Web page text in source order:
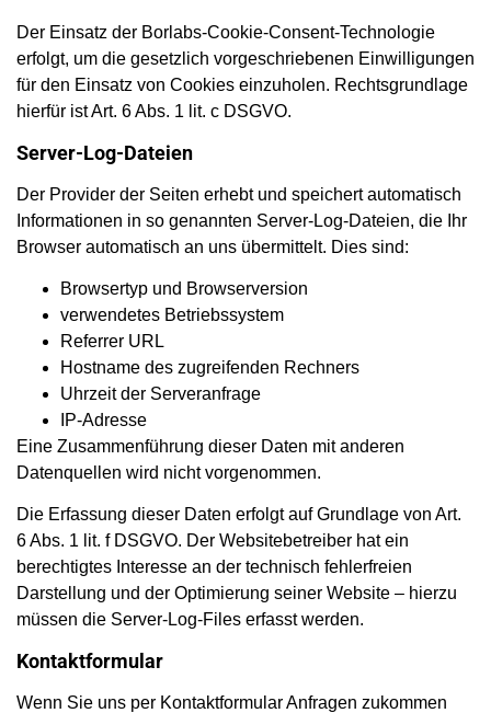
Der Einsatz der Borlabs-Cookie-Consent-Technologie
erfolgt, um die gesetzlich vorgeschriebenen Einwilligungen
für den Einsatz von Cookies einzuholen. Rechtsgrundlage
hierfür ist Art. 6 Abs. 1 lit. c DSGVO.
Server-Log-Dateien
Der Provider der Seiten erhebt und speichert automatisch
Informationen in so genannten Server-Log-Dateien, die Ihr
Browser automatisch an uns übermittelt. Dies sind:
Browsertyp und Browserversion
verwendetes Betriebssystem
Referrer URL
Hostname des zugreifenden Rechners
Uhrzeit der Serveranfrage
IP-Adresse
Eine Zusammenführung dieser Daten mit anderen
Datenquellen wird nicht vorgenommen.
Die Erfassung dieser Daten erfolgt auf Grundlage von Art.
6 Abs. 1 lit. f DSGVO. Der Websitebetreiber hat ein
berechtigtes Interesse an der technisch fehlerfreien
Darstellung und der Optimierung seiner Website – hierzu
müssen die Server-Log-Files erfasst werden.
Kontaktformular
Wenn Sie uns per Kontaktformular Anfragen zukommen